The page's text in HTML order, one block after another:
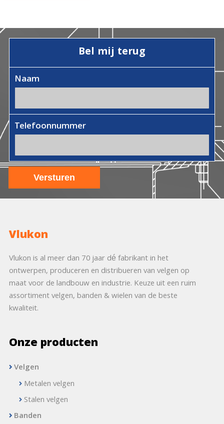
Bel mij terug
Naam
Telefoonnummer
Vlukon
Vlukon is al meer dan 70 jaar dé fabrikant in het
ontwerpen, produceren en distribueren van velgen op
maat voor de landbouw en industrie. Keuze uit een ruim
assortiment velgen, banden & wielen van de beste
kwaliteit.
Onze producten
Velgen
Metalen velgen
Stalen velgen
Banden